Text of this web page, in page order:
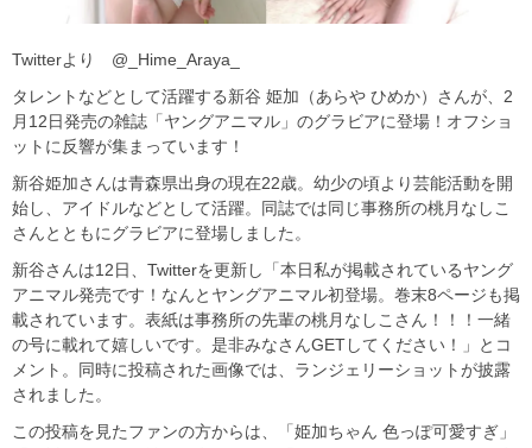
Twitterより @_Hime_Araya_
タレントなどとして活躍する新谷 姫加（あらや ひめか）さんが、2
月12日発売の雑誌「ヤングアニマル」のグラビアに登場！オフショ
ットに反響が集まっています！
新谷姫加さんは青森県出身の現在22歳。幼少の頃より芸能活動を開
始し、アイドルなどとして活躍。同誌では同じ事務所の桃月なしこ
さんとともにグラビアに登場しました。
新谷さんは12日、Twitterを更新し「本日私が掲載されているヤング
アニマル発売です！なんとヤングアニマル初登場。巻末8ページも掲
載されています。表紙は事務所の先輩の桃月なしこさん！！！一緒
の号に載れて嬉しいです。是非みなさんGETしてください！」とコ
メント。同時に投稿された画像では、ランジェリーショットが披露
されました。
この投稿を見たファンの方からは、「姫加ちゃん 色っぽ可愛すぎ」